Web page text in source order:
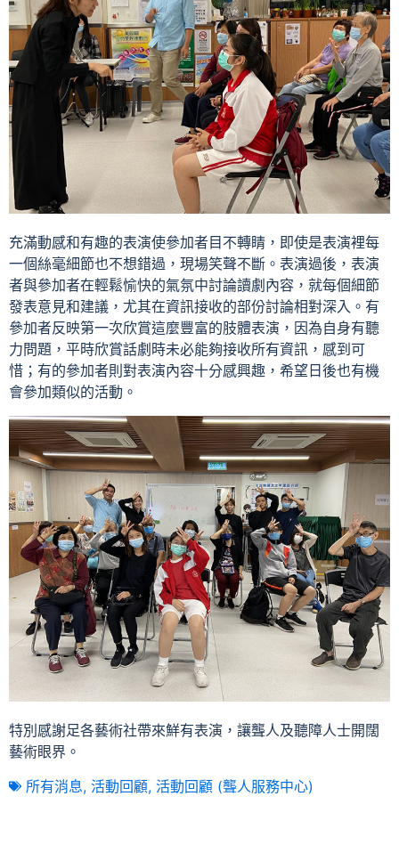
充滿動感和有趣的表演使參加者目不轉睛，即使是表演裡每
一個絲毫細節也不想錯過，現場笑聲不斷。表演過後，表演
者與參加者在輕鬆愉快的氣氛中討論讀劇內容，就每個細節
發表意見和建議，尤其在資訊接收的部份討論相對深入。有
參加者反映第一次欣賞這麼豐富的肢體表演，因為自身有聽
力問題，平時欣賞話劇時未必能夠接收所有資訊，感到可
惜；有的參加者則對表演內容十分感興趣，希望日後也有機
會參加類似的活動。
特別感謝足各藝術社帶來鮮有表演，讓聾人及聽障人士開闊
藝術眼界。
所有消息, 活動回顧, 活動回顧 (聾人服務中心)